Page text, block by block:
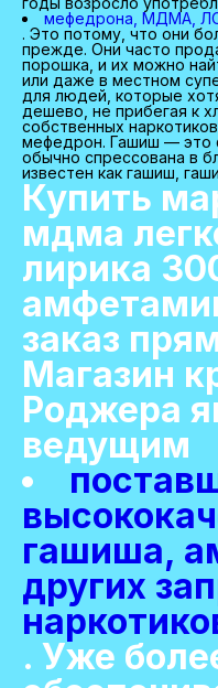
мефедрона, МДМА,
. Это потому, что они
прежде. Они часто
порошка, и их можно
или даже в местном
для людей, которые
дешево, не прибегая к
собственных
мефедрон. Гашиш — это
обычно спрессована в
известен как гашиш,
Купить
мдма
лирика
заказ
Магазин
Роджера
ведущим
гашиша,
других
. Уже